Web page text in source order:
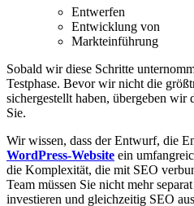
Entwerfen
Entwicklung von
Markteinführung
Sobald wir diese Schritte
Testphase. Bevor wir nicht die
sichergestellt haben, übergeben wir
Sie.
Wir wissen, dass der Entwurf, die
WordPress-Website ein
die Komplexität, die mit SEO
Team müssen Sie nicht mehr
investieren und gleichzeitig SEO